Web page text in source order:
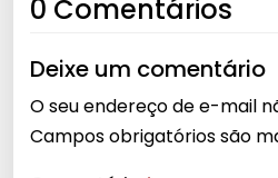
0 Comentários
Deixe um comentário
O seu endereço de e-mail
Campos obrigatórios são